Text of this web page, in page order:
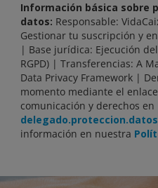
Información básica sobre
datos: Responsable:
Gestionar tu suscripción y
| Base jurídica: Ejecución
RGPD) | Transferencias: A
Data Privacy Framework |
momento mediante el
comunicación y derechos en
información en nuestra